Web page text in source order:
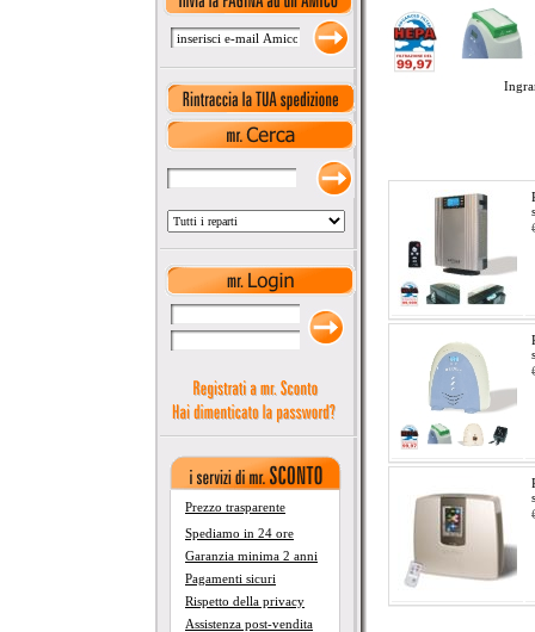
Prezzo trasparente
Spediamo in 24 ore
Garanzia minima 2 anni
Pagamenti sicuri
Rispetto della privacy
Assistenza post-vendita